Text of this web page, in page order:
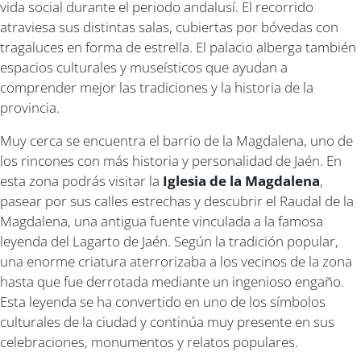
vida social durante el periodo andalusí. El recorrido
atraviesa sus distintas salas, cubiertas por bóvedas con
tragaluces en forma de estrella. El palacio alberga también
espacios culturales y museísticos que ayudan a
comprender mejor las tradiciones y la historia de la
provincia.
Muy cerca se encuentra el barrio de la Magdalena, uno de
los rincones con más historia y personalidad de Jaén. En
esta zona podrás visitar la Iglesia de la Magdalena,
pasear por sus calles estrechas y descubrir el Raudal de la
Magdalena, una antigua fuente vinculada a la famosa
leyenda del Lagarto de Jaén. Según la tradición popular,
una enorme criatura aterrorizaba a los vecinos de la zona
hasta que fue derrotada mediante un ingenioso engaño.
Esta leyenda se ha convertido en uno de los símbolos
culturales de la ciudad y continúa muy presente en sus
celebraciones, monumentos y relatos populares.